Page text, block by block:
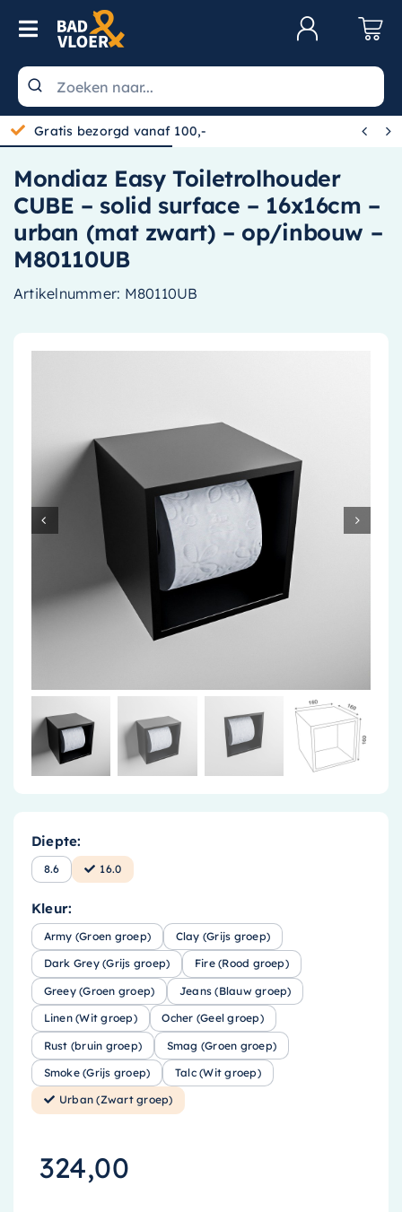
Skip to content
Toggle Navigation
Wastafels
Toiletten
Spiegels
Kranen
Douche
Badkamermeubels
Installatiemateriaal
Klimaatbeheersing
Tegels
Gratis bezorgd vanaf 100,-  
Mondiaz Easy Toiletrolhouder
CUBE – solid surface – 16x16cm –
urban (mat zwart) – op/inbouw –
M80110UB
Artikelnummer: M80110UB
Diepte:
8.6 16.0
Kleur:
Army (Groen groep) Clay (Grijs groep)
Dark Grey (Grijs groep) Fire (Rood groep)
Greey (Groen groep) Jeans (Blauw groep)
Linen (Wit groep) Ocher (Geel groep)
Rust (bruin groep) Smag (Groen groep)
Smoke (Grijs groep) Talc (Wit groep)
Urban (Zwart groep)
324,00